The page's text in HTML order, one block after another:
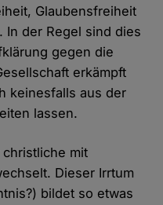
Glaubensfreiheit
In der Regel sind dies
gegen die
erkämpft
keinesfalls aus der
lassen.
mit
Dieser Irrtum
bildet so etwas